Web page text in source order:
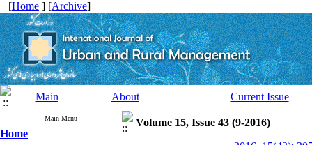
[Home ] [Archive]
Main About Current Issue
Main Menu
Home
Volume 15, Issue 43 (9-2016)